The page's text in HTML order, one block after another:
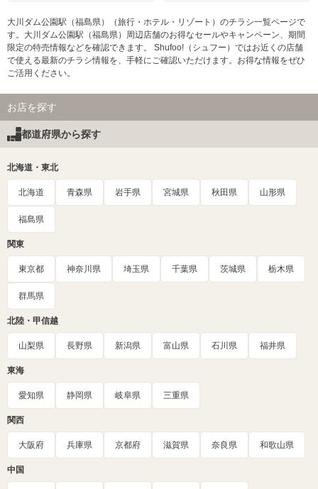
大川ダム公園駅（福島県）（旅行・ホテル・リゾート）のチラシ一覧ページで
す。大川ダム公園駅（福島県）周辺店舗のお得なセールやキャンペーン、期間
限定の特売情報などを確認できます。 Shufoo!（シュフー）ではお近くの店舗
で使える最新のチラシ情報を、手軽にご確認いただけます。お得な情報をぜひ
ご活用ください。
お店を探す
都道府県から探す
北海道・東北
北海道 青森県 岩手県 宮城県 秋田県 山形県
福島県
関東
東京都 神奈川県 埼玉県 千葉県 茨城県 栃木県
群馬県
北陸・甲信越
山梨県 長野県 新潟県 富山県 石川県 福井県
東海
愛知県 静岡県 岐阜県 三重県
関西
大阪府 兵庫県 京都府 滋賀県 奈良県 和歌山県
中国